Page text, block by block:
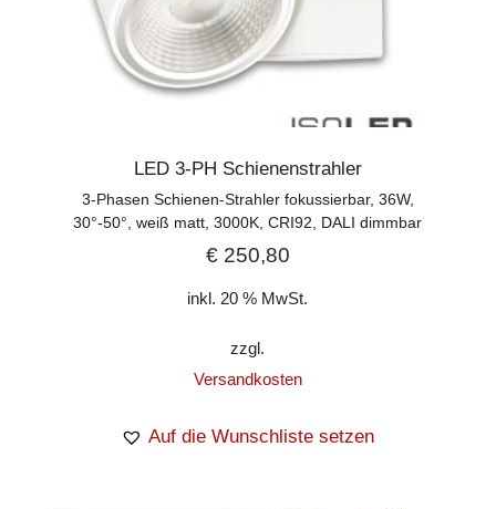
LED 3-PH Schienenstrahler
3-Phasen Schienen-Strahler fokussierbar, 36W,
30°-50°, weiß matt, 3000K, CRI92, DALI dimmbar
€250,80
inkl. 20 % MwSt.
zzgl.
Versandkosten
Auf die Wunschliste setzen